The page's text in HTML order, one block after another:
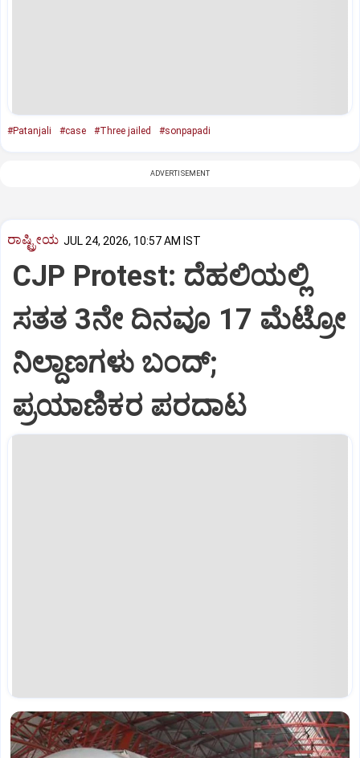
#Patanjali #case #Three jailed #sonpapadi
ADVERTISEMENT
ರಾಷ್ಟ್ರೀಯ JUL 24, 2026, 10:57 AM IST
CJP Protest: ದೆಹಲಿಯಲ್ಲಿ
ಸತತ 3ನೇ ದಿನವೂ 17 ಮೆಟ್ರೋ
ನಿಲ್ದಾಣಗಳು ಬಂದ್;
ಪ್ರಯಾಣಿಕರ ಪರದಾಟ